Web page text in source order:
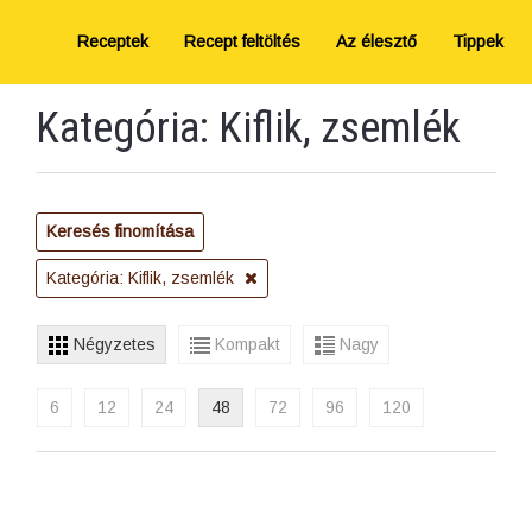
Receptek Recept feltöltés Az élesztő Tippek
Kategória: Kiflik, zsemlék
Keresés finomítása
Kategória: Kiflik, zsemlék
Négyzetes Kompakt Nagy
6 12 24 48 72 96 120